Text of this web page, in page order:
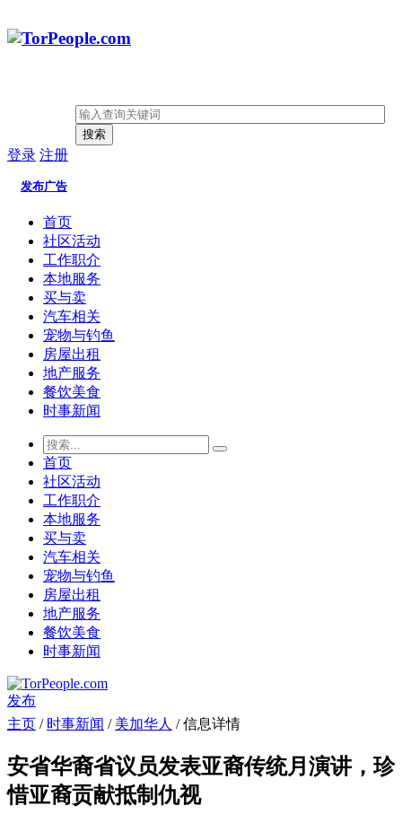
搜索
登录 注册
发布广告
首页
社区活动
工作职介
本地服务
买与卖
汽车相关
宠物与钓鱼
房屋出租
地产服务
餐饮美食
时事新闻
首页
社区活动
工作职介
本地服务
买与卖
汽车相关
宠物与钓鱼
房屋出租
地产服务
餐饮美食
时事新闻
发布
主页 / 时事新闻 / 美加华人 / 信息详情
安省华裔省议员发表亚裔传统月演讲，珍
惜亚裔贡献抵制仇视